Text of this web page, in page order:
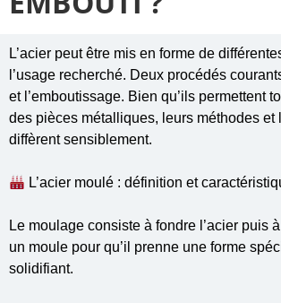
L’acier peut être mis en forme de
l’usage recherché. Deux procédés
et l’emboutissage. Bien qu’ils permettent
des pièces métalliques, leurs méthodes et
diffèrent sensiblement.
L’acier moulé : définition et
Le moulage consiste à fondre l’acier puis
un moule pour qu’il prenne une forme
solidifiant.